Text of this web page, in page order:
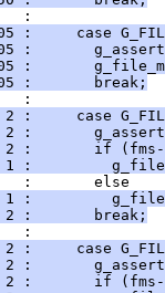
:
:     case
:
:
:       break;
:
2 :     case
2 :
2 :       if
1 :
:       else
1 :
:       break;
:
2 :     case
2 :
2 :       if